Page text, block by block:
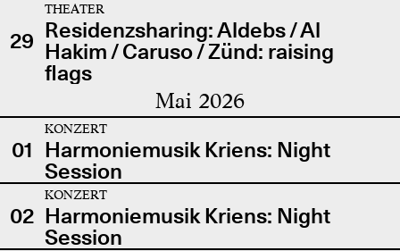
29
THEATER
Residenzsharing: Aldebs / Al
Hakim / Caruso / Zünd: raising
flags
Mai 2026
01
KONZERT
Harmoniemusik Kriens: Night
Session
02
KONZERT
Harmoniemusik Kriens: Night
Session